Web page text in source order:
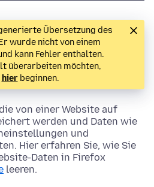
Übersetzung des
wurde nicht von einem
kann Fehler enthalten.
überarbeiten möchten,
hierbeginnen.
von einer Website auf
werden und Daten wie
und
Hier erfahren Sie, wie Sie
Daten in Firefox
leeren.